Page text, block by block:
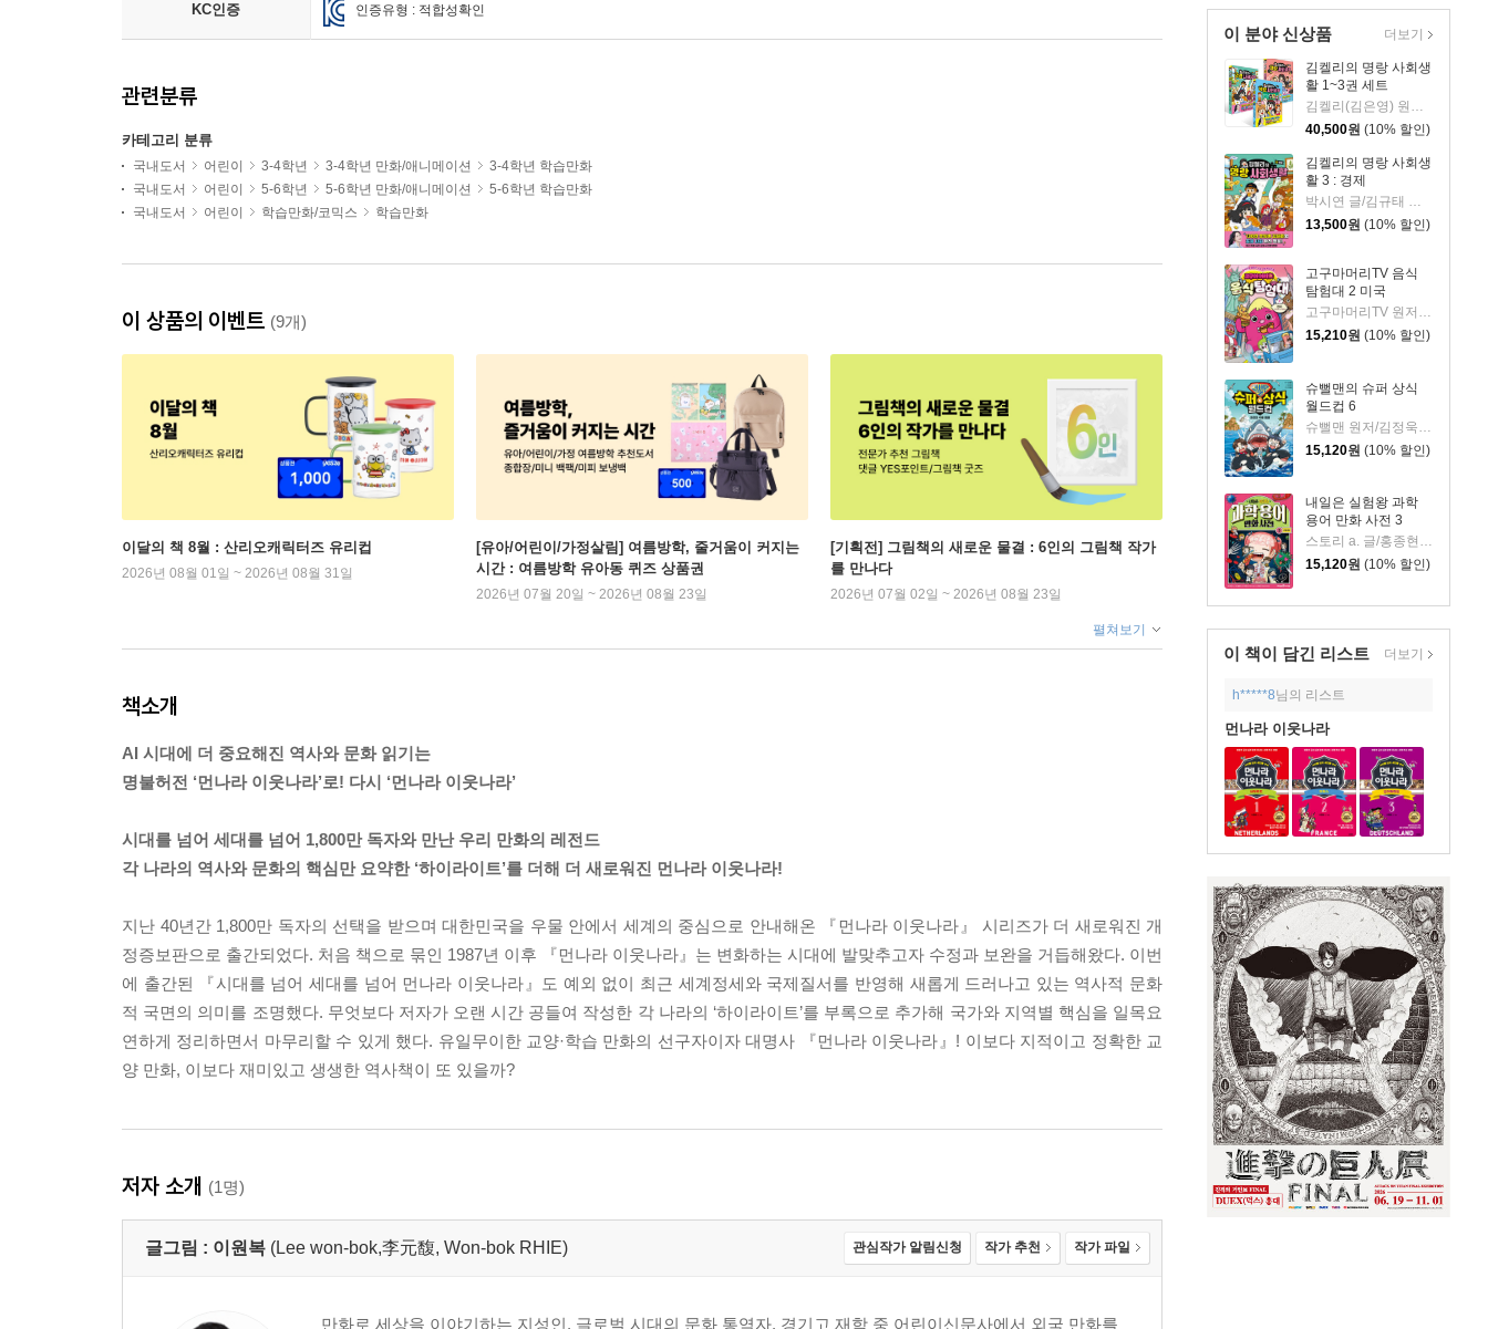
이 분야 신상품
김켈리의 명랑 사회생
활 1~3권 세트
40,500원 (10% 할인)
김켈리의 명랑 사회생
활 3 : 경제
13,500원 (10% 할인)
고구마머리TV 음식
탐험대 2 미국
15,210원 (10% 할인)
슈뻘맨의 슈퍼 상식
월드컵 6
슈뻘맨 원저/김정욱 글/이혜림 그림/권경아,샌드박스네트워크 감수
15,120원 (10% 할인)
내일은 실험왕 과학
용어 만화 사전 3
스토리 a. 글/홍종현 그림/박완규,이정모 감수
15,120원 (10% 할인)
더보기
이 책이 담긴 리스트 더보기
h*****8님의 리스트
먼나라 이웃나라
KC인증 인증유형 : 적합성확인
관련분류
카테고리 분류
국내도서 어린이 3-4학년 3-4학년 만화/애니메이션
3-4학년 학습만화
국내도서
어린이 5-6학년 5-6학년 만화/애니메이션
5-6학년 학습만화
국내도서
어린이 학습만화/코믹스 학습만화
이 상품의 이벤트 (9개)
이달의 책 8월 : 산리오캐릭터즈 유리컵
2026년 08월 01일 ~ 2026년 08월 31일
[유아/어린이/가정살림] 여름방학, 줄거움이 커지는
시간 : 여름방학 유아동 퀴즈 상품권
2026년 07월 20일 ~ 2026년 08월 23일
[기획전] 그림책의 새로운 물결 : 6인의 그림책 작가
를 만나다
2026년 07월 02일 ~ 2026년 08월 23일
펼쳐보기
책소개
AI 시대에 더 중요해진 역사와 문화 읽기는
명불허전 ‘먼나라 이웃나라’로! 다시 ‘먼나라 이웃나라’
시대를 넘어 세대를 넘어 1,800만 독자와 만난 우리 만화의 레전드
각 나라의 역사와 문화의 핵심만 요약한 ‘하이라이트’를 더해 더 새로워진 먼나라 이웃나라!
지난 40년간 1,800만 독자의 선택을 받으며 대한민국을 우물 안에서 세계의 중심으로 안내해온 『먼나라 이웃나라』 시리즈가 더 새로워진 개
정증보판으로 출간되었다. 처음 책으로 묶인 1987년 이후 『먼나라 이웃나라』는 변화하는 시대에 발맞추고자 수정과 보완을 거듭해왔다. 이번
에 출간된 『시대를 넘어 세대를 넘어 먼나라 이웃나라』도 예외 없이 최근 세계정세와 국제질서를 반영해 새롭게 드러나고 있는 역사적 문화
적 국면의 의미를 조명했다. 무엇보다 저자가 오랜 시간 공들여 작성한 각 나라의 ‘하이라이트’를 부록으로 추가해 국가와 지역별 핵심을 일목요
연하게 정리하면서 마무리할 수 있게 했다. 유일무이한 교양·학습 만화의 선구자이자 대명사 『먼나라 이웃나라』! 이보다 지적이고 정확한 교
양 만화, 이보다 재미있고 생생한 역사책이 또 있을까?
저자 소개 (1명)
글그림 : 이원복 (Lee won-bok,李元馥, Won-bok RHIE) 관심작가 알림신청 작가 추천 작가 파일
만화로 세상을 이야기하는 지성인, 글로벌 시대의 문화 통역자. 경기고 재학 중 어린이신문사에서 외국 만화를